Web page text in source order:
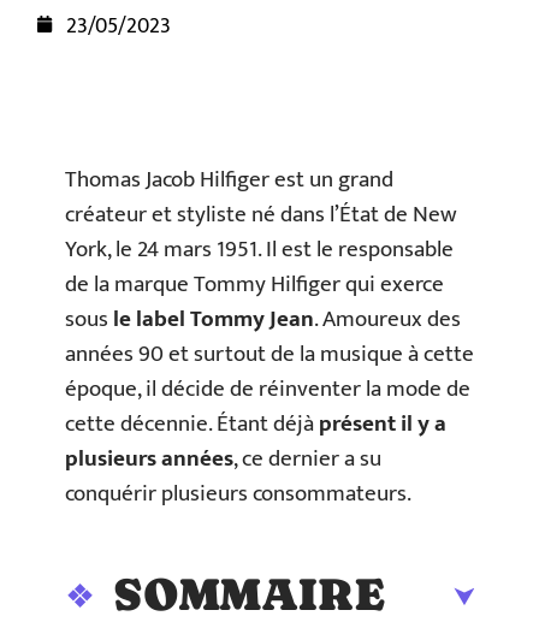
23/05/2023
Thomas Jacob Hilfiger est un grand
créateur et styliste né dans l’État de New
York, le 24 mars 1951. Il est le responsable
de la marque Tommy Hilfiger qui exerce
sousle label Tommy Jean. Amoureux des
années 90 et surtout de la musique à cette
époque, il décide de réinventer la mode de
cette décennie. Étant déjàprésent il y a
plusieurs années, ce dernier a su
conquérir plusieurs consommateurs.
SOMMAIRE